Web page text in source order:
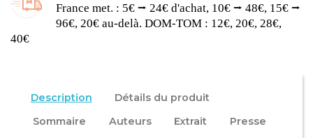
France met. : 5€ ⭢ 24€ d'achat, 10€ ⭢ 48€, 15€ ⭢
96€, 20€ au-delà. DOM-TOM : 12€, 20€, 28€,
40€
Description
Détails du produit
Sommaire
Auteurs Extrait
Presse